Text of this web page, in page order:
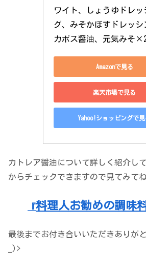
ワイト、しょうゆドレッ
グ、みそかぼすドレッシ
カボス醤油、元気みそ
Amazonで見る
楽天市場で見る
Yahoo!ショッピングで見
カトレア醤油について詳しく紹介し
からチェックできますので見てみ
『料理人お勧めの調味
最後までお付き合いいただきありが
_)>